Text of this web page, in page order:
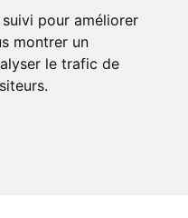
pour améliorer
montrer un
le trafic de